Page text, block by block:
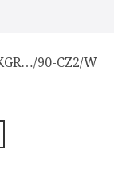
90-CZ2/W